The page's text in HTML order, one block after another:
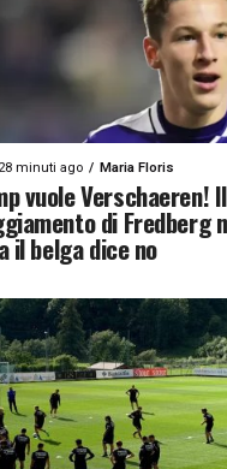
28 minuti ago Maria Floris
vuole Verschaeren! Il
di Fredberg
il belga dice no